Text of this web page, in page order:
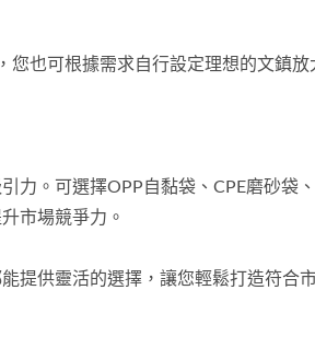
也可根據需求自行設定理想的文鎮
力。可選擇OPP自黏袋、CPE磨砂袋
市場競爭力。
提供靈活的選擇，讓您輕鬆打造符合